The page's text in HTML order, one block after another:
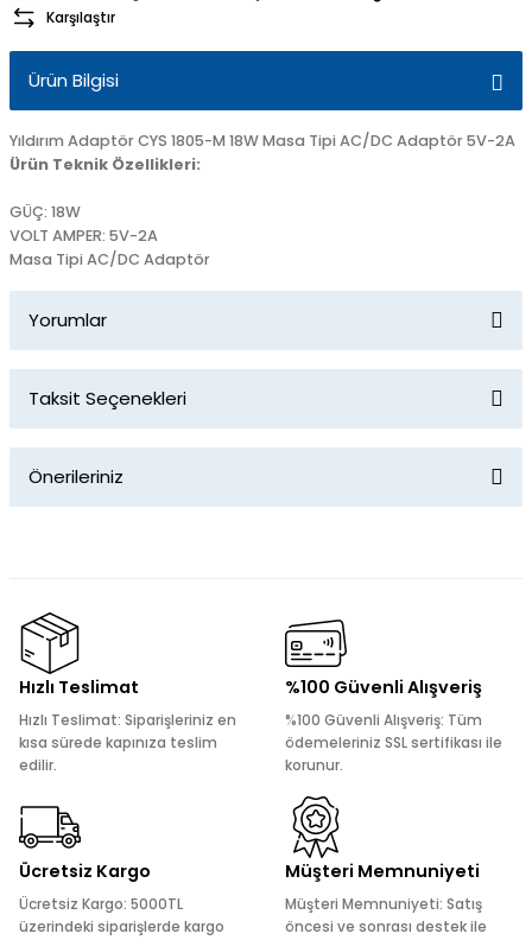
Karşılaştır
Ürün Bilgisi
Yıldırım Adaptör CYS 1805-M 18W Masa Tipi AC/DC Adaptör 5V-2A
Ürün Teknik Özellikleri:
GÜÇ: 18W
VOLT AMPER: 5V-2A
Masa Tipi AC/DC Adaptör
Yorumlar
Taksit Seçenekleri
Önerileriniz
kullanarak tarafımıza iletebilirsiniz.
Görüş ve önerileriniz için teşekkür ederiz.
Ürün resmi kalitesiz, bozuk veya görüntülenemiyor.
Ürün bilgilerinde hatalar bulunuyor.
Ürün fiyatı diğer sitelerden daha pahalı.
Bu ürüne benzer farklı alternatifler olmalı.
Hızlı Teslimat
Hızlı Teslimat: Siparişleriniz en
kısa sürede kapınıza teslim
edilir.
%100 Güvenli Alışveriş
%100 Güvenli Alışveriş: Tüm
ödemeleriniz SSL sertifikası ile
korunur.
Ücretsiz Kargo
Ücretsiz Kargo: 5000TL
üzerindeki siparişlerde kargo
Müşteri Memnuniyeti
Müşteri Memnuniyeti: Satış
öncesi ve sonrası destek ile